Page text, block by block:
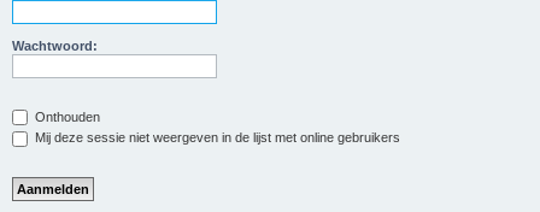
Wachtwoord:
Onthouden
Mij deze sessie niet weergeven in de lijst met online gebruikers